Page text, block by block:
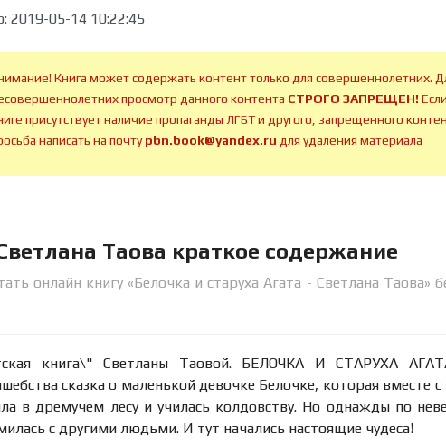
2019-05-14 10:22:45
Книга может содержать контент только для совершеннолетних.
просмотр данного контента СТРОГО ЗАПРЕЩЕН!
присутствует наличие пропаганды ЛГБТ и другого, запрещенного
написать на почтуpbn.book@yandex.ru для удаления материала
Таова краткое содержание
онлайн книгу «Белочка и старуха Агата - Светлана Таова»
книга\" Светланы Таовой. БЕЛОЧКА И СТАРУХА
сказка о маленькой девочке Белочке, которая вместе
в дремучем лесу и училась колдовству. Но однажды по
с другими людьми. И тут начались настоящие чудеса!